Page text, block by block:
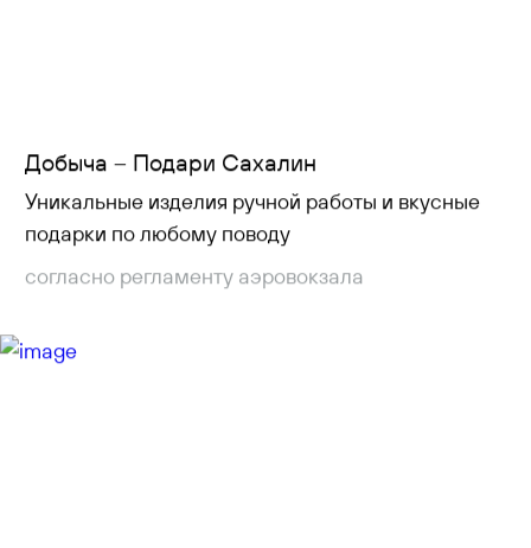
Добыча – Подари Сахалин
Уникальные изделия ручной работы и вкусные
подарки по любому поводу
согласно регламенту аэровокзала